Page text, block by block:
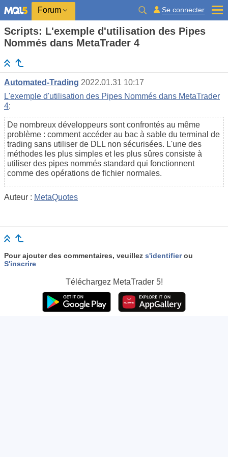
Forum Se connecter
Scripts: L'exemple d'utilisation des Pipes
Nommés dans MetaTrader 4
Automated-Trading 2022.01.31 10:17
L'exemple d'utilisation des Pipes Nommés dans MetaTrader
4:
De nombreux développeurs sont confrontés au même
problème : comment accéder au bac à sable du terminal de
trading sans utiliser de DLL non sécurisées. L'une des
méthodes les plus simples et les plus sûres consiste à
utiliser des pipes nommés standard qui fonctionnent
comme des opérations de fichier normales.
Auteur : MetaQuotes
Pour ajouter des commentaires, veuillez s'identifierou
S'inscrire
Téléchargez MetaTrader 5!